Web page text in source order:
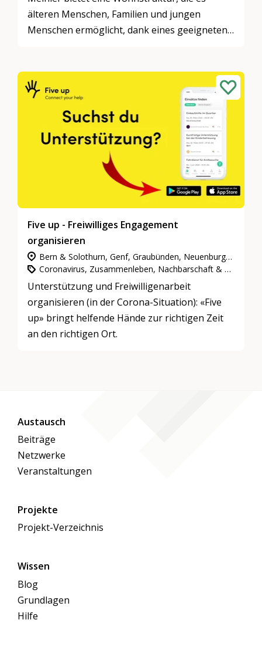
älteren Menschen, Familien und jungen
Menschen ermöglicht, dank eines geeigneten
Five up - Freiwilliges Engagement
organisieren
Bern & Solothurn, Genf, Graubünden, Neuenburg & Jura, Nordwestschweiz, Ostschweiz, Tessin, Wallis, Waadt & Freiburg, Zentralschweiz, Zürich
Coronavirus, Zusammenleben, Nachbarschaft & Quartiere, Gemeinnütziges Engagement
Unterstützung und Freiwilligenarbeit
organisieren (in der Corona-Situation): «Five
up» bringt helfende Hände zur richtigen Zeit
an den richtigen Ort.
Austausch
Beiträge
Netzwerke
Veranstaltungen
Projekte
Projekt-Verzeichnis
Wissen
Blog
Grundlagen
Hilfe